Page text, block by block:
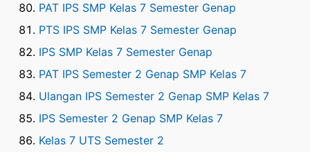
PAT IPS SMP Kelas 7 Semester Genap
PTS IPS SMP Kelas 7 Semester Genap
IPS SMP Kelas 7 Semester Genap
PAT IPS Semester 2 Genap SMP Kelas 7
Ulangan IPS Semester 2 Genap SMP Kelas 7
IPS Semester 2 Genap SMP Kelas 7
Kelas 7 UTS Semester 2